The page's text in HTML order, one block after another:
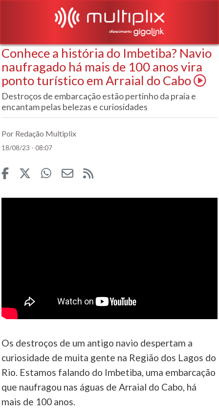
Conhece a história do Imbetiba? Navio
naufragado há mais de 100 anos vira
ponto turístico em Arraial do Cabo
Destroços de embarcação estão pertinho da praia e
encantam pelas belezas e curiosidades
Por Redação Multiplix
18/08/23 - 08:07
Os destroços de um antigo navio despertam a
curiosidade de muita gente na Região dos Lagos do
Rio. Estamos falando do Imbetiba, uma embarcação
que naufragou nas águas de Arraial do Cabo, há
mais de 100 anos.